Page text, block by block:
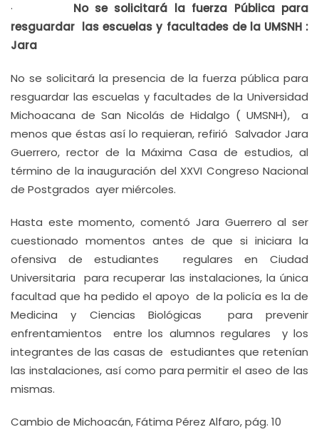
· No se solicitará la fuerza Pública para
resguardar las escuelas y facultades de la UMSNH :
Jara
No se solicitará la presencia de la fuerza pública para
resguardar las escuelas y facultades de la Universidad
Michoacana de San Nicolás de Hidalgo ( UMSNH), a
menos que éstas así lo requieran, refirió Salvador Jara
Guerrero, rector de la Máxima Casa de estudios, al
término de la inauguración del XXVI Congreso Nacional
de Postgrados ayer miércoles.
Hasta este momento, comentó Jara Guerrero al ser
cuestionado momentos antes de que si iniciara la
ofensiva de estudiantes regulares en Ciudad
Universitaria para recuperar las instalaciones, la única
facultad que ha pedido el apoyo de la policía es la de
Medicina y Ciencias Biológicas para prevenir
enfrentamientos entre los alumnos regulares y los
integrantes de las casas de estudiantes que retenían
las instalaciones, así como para permitir el aseo de las
mismas.
Cambio de Michoacán, Fátima Pérez Alfaro, pág. 10